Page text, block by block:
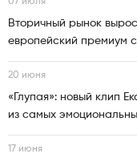
Вторичный рынок
европейский премиум
20 июня
«Глупая»: новый клип
из самых
17 июня